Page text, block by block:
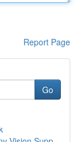
Report Page
Go